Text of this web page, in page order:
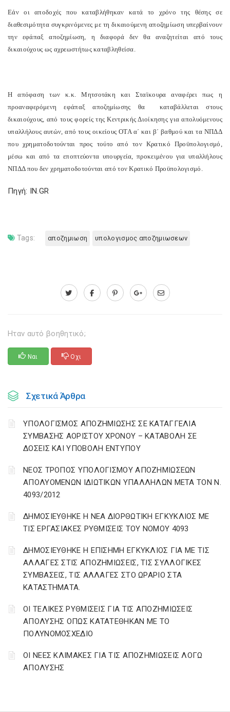
Εάν οι αποδοχές που καταβλήθηκαν κατά το χρόνο της θέσης σε
διαθεσιμότητα συγκρινόμενες με τη δικαιούμενη αποζημίωση υπερβαίνουν
την εφάπαξ αποζημίωση, η διαφορά δεν θα αναζητείται από τους
δικαιούχους ως αχρεωστήτως καταβληθείσα.
Η απόφαση των κ.κ. Μητσοτάκη και Σταϊκουρα αναφέρει πως η
προαναφερόμενη εφάπαξ αποζημίωσης θα καταβάλλεται στους
δικαιούχους, από τους φορείς της Κεντρικής Διοίκησης για απολυόμενους
υπαλλήλους αυτών, από τους οικείους ΟΤΑ α΄ και β΄ βαθμού και τα ΝΠΔΔ
που χρηματοδοτούνται προς τούτο από τον Κρατικό Προϋπολογισμό,
μέσω και από τα εποπτεύοντα υπουργεία, προκειμένου για υπαλλήλους
ΝΠΔΔ που δεν χρηματοδοτούνται από τον Κρατικό Προϋπολογισμό.
Πηγή: IN.GR
Tags: αποζημιωση υπολογισμος αποζημιωσεων
Ηταν αυτό βοηθητικό;
Ναι Οχι
Σχετικά Άρθρα
ΥΠΟΛΟΓΙΣΜΟΣ ΑΠΟΖΗΜΙΩΣΗΣ ΣΕ ΚΑΤΑΓΓΕΛΙΑ
ΣΥΜΒΑΣΗΣ ΑΟΡΙΣΤΟΥ ΧΡΟΝΟΥ – ΚΑΤΑΒΟΛΗ ΣΕ
ΔΟΣΕΙΣ ΚΑΙ ΥΠΟΒΟΛΗ ΕΝΤΥΠΟΥ
ΝΕΟΣ ΤΡΟΠΟΣ ΥΠΟΛΟΓΙΣΜΟΥ ΑΠΟΖΗΜΙΩΣΕΩΝ
ΑΠΟΛΥΟΜΕΝΩΝ ΙΔΙΩΤΙΚΩΝ ΥΠΑΛΛΗΛΩΝ ΜΕΤΑ ΤΟΝ Ν.
4093/2012
ΔΗΜΟΣΙΕΥΘΗΚΕ Η ΝΕΑ ΔΙΟΡΘΩΤΙΚΗ ΕΓΚΥΚΛΙΟΣ ΜΕ
ΤΙΣ ΕΡΓΑΣΙΑΚΕΣ ΡΥΘΜΙΣΕΙΣ ΤΟΥ ΝΟΜΟΥ 4093
ΔΗΜΟΣΙΕΥΘΗΚΕ Η ΕΠΙΣΗΜΗ ΕΓΚΥΚΛΙΟΣ ΓΙΑ ΜΕ ΤΙΣ
ΑΛΛΑΓΕΣ ΣΤΙΣ ΑΠΟΖΗΜΙΩΣΕΙΣ, ΤΙΣ ΣΥΛΛΟΓΙΚΕΣ
ΣΥΜΒΑΣΕΙΣ, ΤΙΣ ΑΛΛΑΓΕΣ ΣΤΟ ΩΡΑΡΙΟ ΣΤΑ
ΚΑΤΑΣΤΗΜΑΤΑ.
ΟΙ ΤΕΛΙΚΕΣ ΡΥΘΜΙΣΕΙΣ ΓΙΑ ΤΙΣ ΑΠΟΖΗΜΙΩΣΕΙΣ
ΑΠΟΛΥΣΗΣ ΟΠΩΣ ΚΑΤΑΤΕΘΗΚΑΝ ΜΕ ΤΟ
ΠΟΛΥΝΟΜΟΣΧΕΔΙΟ
ΟΙ ΝΕΕΣ ΚΛΙΜΑΚΕΣ ΓΙΑ ΤΙΣ ΑΠΟΖΗΜΙΩΣΕΙΣ ΛΟΓΩ
ΑΠΟΛΥΣΗΣ